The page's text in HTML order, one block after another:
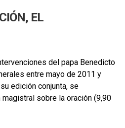
hijo
menú
hijo
EL
del papa Benedicto
entre mayo de 2011 y
edición conjunta, se
sobre la oración (9,90